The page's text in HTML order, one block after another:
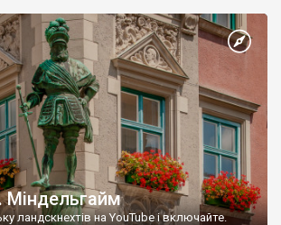
Міндельгайм
ландскнехтів на YouTube і включайте.